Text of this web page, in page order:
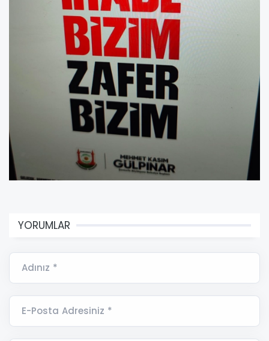
YORUMLAR
Adınız *
E-Posta Adresiniz *